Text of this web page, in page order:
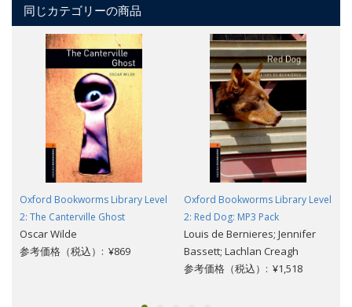
同じカテゴリーの商品
Oxford Bookworms Library Level
2: The Canterville Ghost
Oscar Wilde
参考価格（税込）: ¥869
Oxford Bookworms Library Level
2: Red Dog: MP3 Pack
Louis de Bernieres; Jennifer
Bassett; Lachlan Creagh
参考価格（税込）: ¥1,518